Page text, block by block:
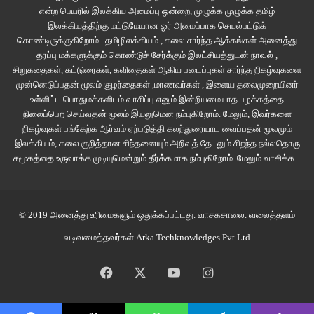
இந்த ஏஞ்சல் உடைக்காக ஒரு காலத்தில் தென்காசி முழுவதும் சங்கரன்
அலைந்திருக்கிறார். மிருதுளா ஆடிய ராதை மனதில் பாட்டிற்கு எத்தனை பேர்
கைதட்டினார்கள் என்பதுகூட அவருக்குத் தெரியும். அந்த இரவில் அவளை வீடு
வரைக்கும் தோளில் தூக்கி வர முடிந்ததை அவள் தன் நண்பர்களிடம்
சொல்வதை ஓரமாய் நின்று கேட்டிருக்கிறார். எத்தனை வருடங்கள் ஆகிவிட்டன.
“இன்னிக்கு எனக்கு ஹாப்பி பர்த்டே” என்றவளிடம் “நல்லா இருடி சாமி” என்றபடி
சாக்லேட்டுகளை எடுத்துக் கொண்டார். “பியூலா குட்டிக்கு இன்னிக்குத்தானா
பொறந்தநாளு” என தலையைத் திருப்பி கேட்டார் சோசப். பியூலா என தனக்குள்
சொல்லிக்கொண்டார் சங்கரன். மெலிதான புன்னகையுடன் “ஆமா மாமா”
கண்ணாடியையும் மீறி அவரது கன்னத்து தசைகள் அசைவது தெரிந்தது.
கையால் முகத்தை பார்க்க முயற்சிப்பது போலிருந்தது. “புது உடுப்பு
மாமா ஏஞ்சல் டிரெஸ்” என பெருமையாக சொன்னாள்.
என்ற பெயரில் இலக்கிய அமைப்பு ஒன்றை, முழுக்க முழுக்க தமிழ்
இலக்கியத்திற்கு மட்டுமேயான ஓர் அமைப்பாக செயல்பட்டுக்
கொண்டிருக்குகிறோம்.. தமிழிலக்கியம் , கலை சார்ந்த ஆக்கங்கள் அனைத்து
தரப்பு மக்களுக்கும் கொண்டுச் சேர்க்கும் இலட்சியத்துடன் நாவல் ,
சிறுகதைகள், கட்டுரைகள், கவிதைகள் ஆகிய படைப்புகள் சார்ந்த நிகழ்வுகளை
முன்னெடுப்பதன் மூலம் குழந்தைகள் ,மாணவர்கள் , இளைய தலைமுறையினர்
உள்ளிட்ட பொதுமக்களிடம் வாசிப்பு எனும் இன்றியமையாத பழக்கத்தை
நிலைப்பெற செய்வதன் மூலம் இயலுமென நம்புகிறோம். மேலும், இவர்களை
நிகழ்வுகள் பங்கேற்க ஆர்வம் ஏற்படுத்தி கலந்துரையாட வைப்பதன் மூலமும்
இலக்கியம், கலை குறித்தான சிந்தனையும் அறிவுத் தேடலும் சிறந்த நல்லதொரு
சமூகத்தை உருவாக்க முடியுமென்றும் தீர்க்கமாக நம்புகிறோம். மேலும் வாசிக்க...
© 2019 அனைத்து உரிமைகளும் ஒதுக்கப்பட்டது. வாசகசாலை. வலைத்தளம்
வடிவமைத்தவர்கள் Arka Techknowledges Pvt Ltd
Facebook YouTubeInstagram